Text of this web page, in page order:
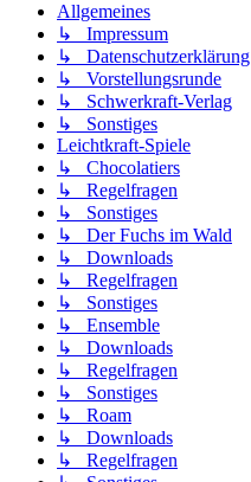
Allgemeines
↳ Impressum
↳ Datenschutzerklärung
↳ Vorstellungsrunde
↳ Schwerkraft-Verlag
↳ Sonstiges
Leichtkraft-Spiele
↳ Chocolatiers
↳ Regelfragen
↳ Sonstiges
↳ Der Fuchs im Wald
↳ Downloads
↳ Regelfragen
↳ Sonstiges
↳ Ensemble
↳ Downloads
↳ Regelfragen
↳ Sonstiges
↳ Roam
↳ Downloads
↳ Regelfragen